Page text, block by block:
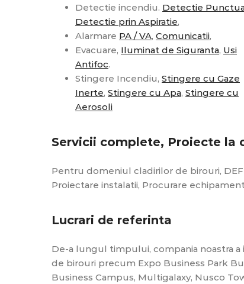
Detectie incendiu. Detectie
Detectie prin Aspiratie,
Alarmare PA / VA, Comunicatii,
Evacuare, Iluminat de Siguranta, Usi
Antifoc.
Stingere Incendiu, Stingere cu Gaze
Inerte, Stingere cu Apa, Stingere cu
Aerosoli
Servicii complete, Proiecte la
Pentru domeniul cladirilor de birouri,
Proiectare instalatii, Procurare
Lucrari de referinta
De-a lungul timpului, compania noastra
de birouri precum Expo Business Park
Business Campus, Multigalaxy, Nusco